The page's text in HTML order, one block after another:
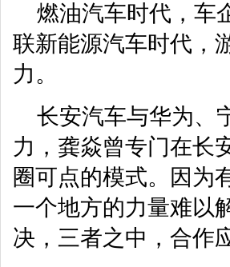
燃油汽车时代，车
联新能源汽车时代，
力。
长安汽车与华为、
力，龚焱曾专门在长
圈可点的模式。因为
一个地方的力量难以
决，三者之中，合作